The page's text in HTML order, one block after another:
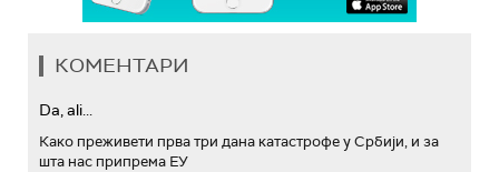
КОМЕНТАРИ
Da, ali...
Како преживети прва три дана катастрофе у Србији, и за
шта нас припрема ЕУ